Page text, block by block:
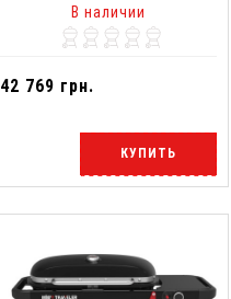
В наличии
42 769 грн.
КУПИТЬ